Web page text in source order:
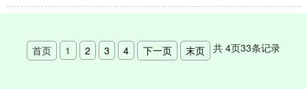
首页 1 2 3 4 下一页 末页 共4页33条记录